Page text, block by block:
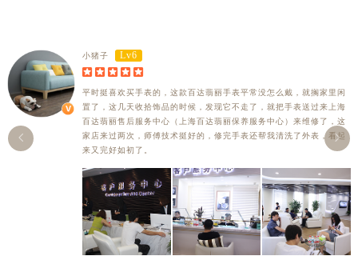
小猪子 Lv6
    
平时挺喜欢买手表的，这款百达翡丽手表平常没怎么戴，就搁家里闲
置了，这几天收拾饰品的时候，发现它不走了，就把手表送过来上海
百达翡丽售后服务中心（上海百达翡丽保养服务中心）来维修了，这
家店来过两次，师傅技术挺好的，修完手表还帮我清洗了外表，看起
来又完好如初了。

